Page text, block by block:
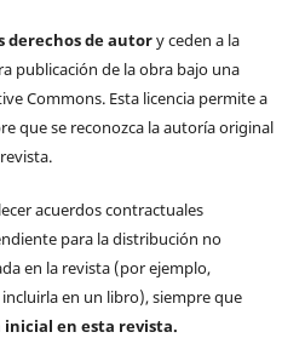
derechos de autory ceden a la
publicación de la obra bajo una
Commons. Esta licencia permite a
que se reconozca la autoría original
acuerdos contractuales
para la distribución no
en la revista (por ejemplo,
en un libro), siempre que
inicial en esta revista.